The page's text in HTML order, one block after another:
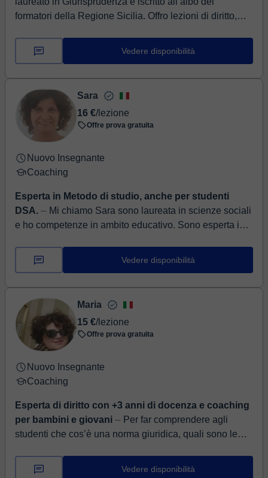
formatori della Regione Sicilia. Offro lezioni di diritto,
Vedere disponibilità
Sara
16 €/lezione
Offre prova gratuita
Nuovo Insegnante
Coaching
Esperta in Metodo di studio, anche per studenti
DSA. ⏤ Mi chiamo Sara sono laureata in scienze sociali
e ho competenze in ambito educativo. Sono esperta in
Vedere disponibilità
Maria
15 €/lezione
Offre prova gratuita
Nuovo Insegnante
Coaching
Esperta di diritto con +3 anni di docenza e coaching
per bambini e giovani ⏤ Per far comprendere agli
studenti che cos’è una norma giuridica, quali sono le
convivenza civile, s...
Vedere disponibilità